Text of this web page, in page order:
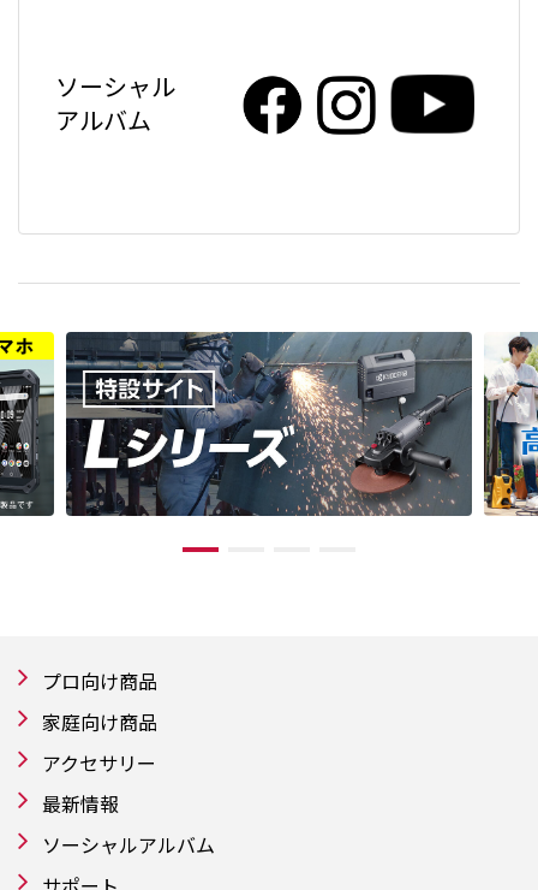
ソーシャル
アルバム
プロ向け商品
家庭向け商品
アクセサリー
最新情報
ソーシャルアルバム